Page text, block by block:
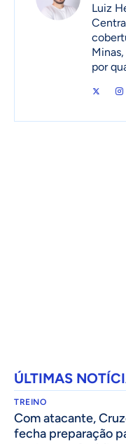
Luiz
por
ÚLTIMAS
TREINO
Com atacante,
fecha preparação